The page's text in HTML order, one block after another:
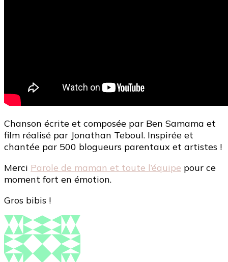
Chanson écrite et composée par Ben Samama et
film réalisé par Jonathan Teboul. Inspirée et
chantée par 500 blogueurs parentaux et artistes !
Merci Parole de maman et toute l’équipe pour ce
moment fort en émotion.
Gros bibis !